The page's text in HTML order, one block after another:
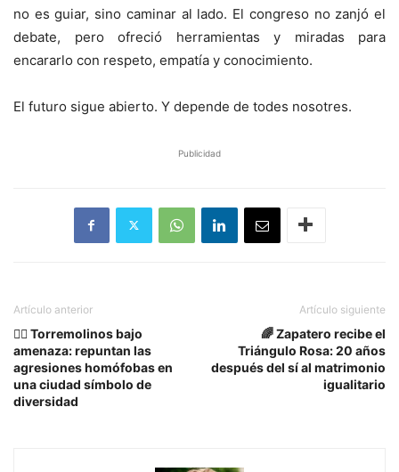
no es guiar, sino caminar al lado. El congreso no zanjó el
debate, pero ofreció herramientas y miradas para
encararlo con respeto, empatía y conocimiento.
El futuro sigue abierto. Y depende de todes nosotres.
Publicidad
Artículo anterior
🏳️‍🌈 Torremolinos bajo
amenaza: repuntan las
agresiones homófobas en
una ciudad símbolo de
diversidad
Artículo siguiente
🌈 Zapatero recibe el
Triángulo Rosa: 20 años
después del sí al matrimonio
igualitario